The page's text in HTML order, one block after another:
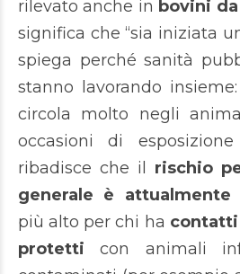
rilevato anche in bovini
significa che “sia iniziata
spiega perché sanità
stanno lavorando
circola molto negli
occasioni di
ribadisce che il rischio
generale è attualmente
più alto per chi ha contatti
protetti con animali